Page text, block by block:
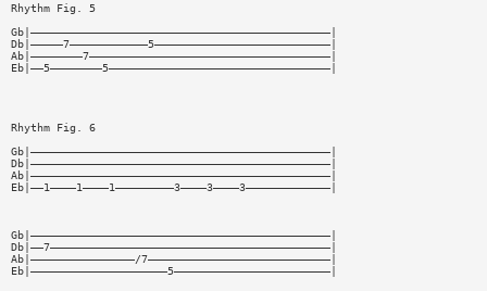
Rhythm Fig. 5
Gb|——————————————————————————————————————————————|
Db|—————7————————————5———————————————————————————|
Ab|————————7—————————————————————————————————————|
Eb|——5————————5——————————————————————————————————|
Rhythm Fig. 6
Gb|——————————————————————————————————————————————|
Db|——————————————————————————————————————————————|
Ab|——————————————————————————————————————————————|
Eb|——1————1————1—————————3————3————3—————————————|
Gb|——————————————————————————————————————————————|
Db|——7———————————————————————————————————————————|
Ab|————————————————/7————————————————————————————|
Eb|—————————————————————5————————————————————————|